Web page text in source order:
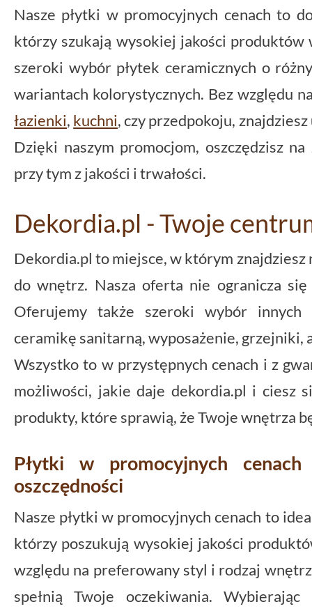
Nasze płytki w promocyjnych cenach to
którzy szukają wysokiej jakości
szeroki wybór płytek ceramicznych o
wariantach kolorystycznych. Bez względu
łazienki, kuchni, czy przedpokoju,
Dzięki naszym promocjom, oszczędzisz
przy tym z jakości i trwałości.
Dekordia.pl - Twoje
Dekordia.pl to miejsce, w którym
do wnętrz. Nasza oferta nie ogranicza
Oferujemy także szeroki wybór innych
ceramikę sanitarną, wyposażenie,
Wszystko to w przystępnych cenach i z
możliwości, jakie daje dekordia.pl i ciesz
produkty, które sprawią, że Twoje wnętrza
Płytki w promocyjnych
oszczędności
Nasze płytki w promocyjnych cenach to
którzy poszukują wysokiej jakości
względu na preferowany styl i rodzaj
spełnią Twoje oczekiwania.